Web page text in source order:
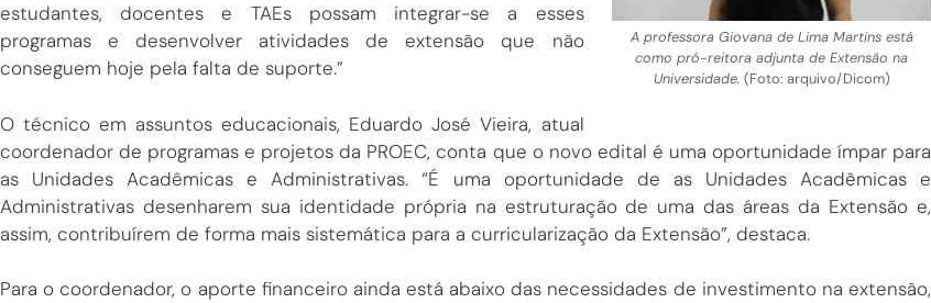
A professora Giovana de Lima Martins está
como pró-reitora adjunta de Extensão na
Universidade. (Foto: arquivo/Dicom)
estudantes, docentes e TAEs possam integrar-se a esses
programas e desenvolver atividades de extensão que não
conseguem hoje pela falta de suporte.”
O técnico em assuntos educacionais, Eduardo José Vieira, atual
coordenador de programas e projetos da PROEC, conta que o novo edital é uma oportunidade ímpar para
as Unidades Acadêmicas e Administrativas. “É uma oportunidade de as Unidades Acadêmicas e
Administrativas desenharem sua identidade própria na estruturação de uma das áreas da Extensão e,
assim, contribuírem de forma mais sistemática para a curricularização da Extensão”, destaca.
Para o coordenador, o aporte financeiro ainda está abaixo das necessidades de investimento na extensão,